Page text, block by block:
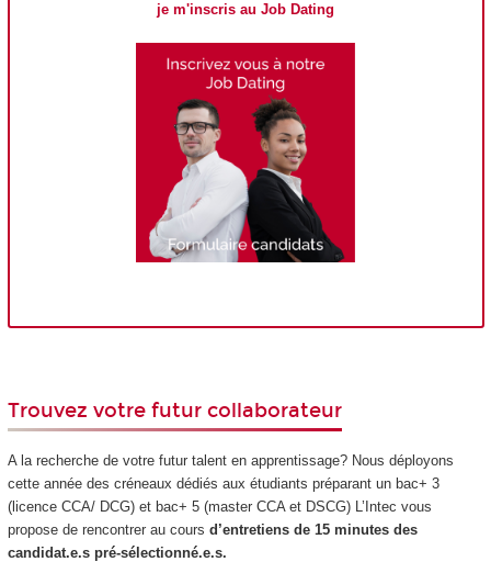
je m'inscris au Job Dating
Trouvez votre futur collaborateur
A la recherche de votre futur talent en apprentissage? Nous déployons
cette année des créneaux dédiés aux étudiants préparant un bac+ 3
(licence CCA/ DCG) et bac+ 5 (master CCA et DSCG) L’Intec vous
propose de rencontrer au cours d’entretiens de 15 minutes des
candidat.e.s pré-sélectionné.e.s.